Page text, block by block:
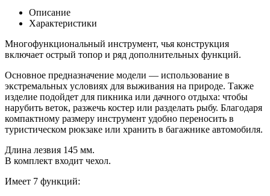
Описание
Характеристики
Многофункциональный инструмент, чья конструкция
включает острый топор и ряд дополнительных функций.
Основное предназначение модели — использование в
экстремальных условиях для выживания на природе. Также
изделие подойдет для пикника или дачного отдыха: чтобы
нарубить веток, разжечь костер или разделать рыбу. Благодаря
компактному размеру инструмент удобно переносить в
туристическом рюкзаке или хранить в багажнике автомобиля.
Длина лезвия 145 мм.
В комплект входит чехол.
Имеет 7 функций: